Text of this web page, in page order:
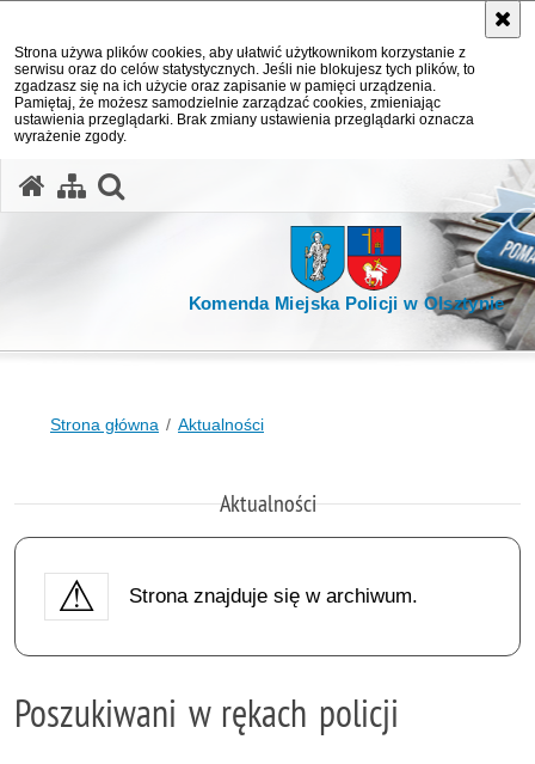
Strona używa plików cookies, aby ułatwić użytkownikom korzystanie z
serwisu oraz do celów statystycznych. Jeśli nie blokujesz tych plików, to
zgadzasz się na ich użycie oraz zapisanie w pamięci urządzenia.
Pamiętaj, że możesz samodzielnie zarządzać cookies, zmieniając
ustawienia przeglądarki. Brak zmiany ustawienia przeglądarki oznacza
wyrażenie zgody.
Komenda Miejska Policji w Olsztynie
Strona główna Aktualności
Aktualności
Strona znajduje się w archiwum.
Poszukiwani w rękach policji